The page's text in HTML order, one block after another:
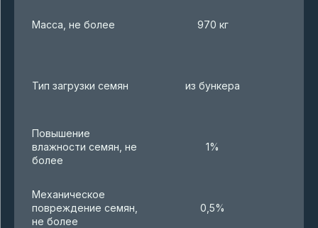
Масса, не более
Тип загрузки семян
Повышение
влажности семян, не
более
Механическое
повреждение семян,
не более
970 кг
из бункера
1%
0,5%